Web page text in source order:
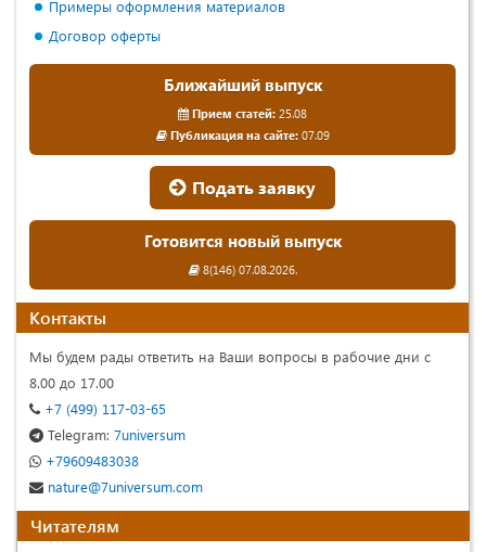
Примеры оформления материалов
Договор оферты
Ближайший выпуск
Прием статей: 25.08
Публикация на сайте:07.09
Подать заявку
Готовится новый выпуск
8(146) 07.08.2026.
Контакты
Мы будем рады ответить на Ваши вопросы в рабочие дни с
8.00 до 17.00
+7 (499) 117-03-65
Telegram: 7universum
+79609483038
nature@7universum.com
Читателям